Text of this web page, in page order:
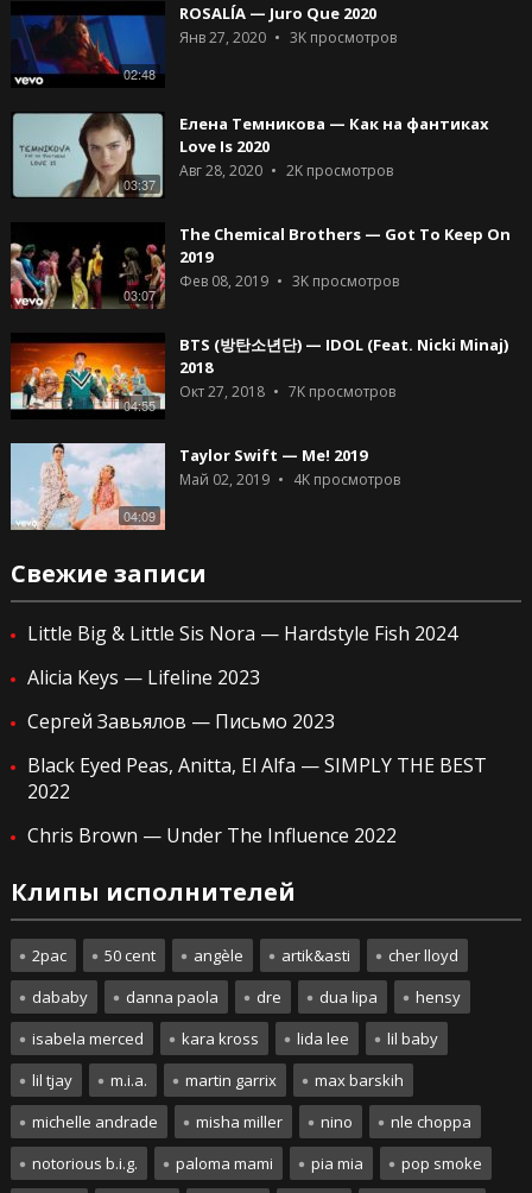
02:48
ROSALÍA — Juro Que 2020
Янв 27, 2020 3Kпросмотров
03:37
Елена Темникова — Как на фантиках
Love Is 2020
Авг 28, 2020 2Kпросмотров
03:07
The Chemical Brothers — Got To Keep On
2019
Фев 08, 2019 3Kпросмотров
04:55
BTS (방탄소년단) — IDOL (Feat. Nicki Minaj)
2018
Окт 27, 2018 7Kпросмотров
04:09
Taylor Swift — Me! 2019
Май 02, 2019 4Kпросмотров
Свежие записи
Little Big & Little Sis Nora — Hardstyle Fish 2024
Alicia Keys — Lifeline 2023
Сергей Завьялов — Письмо 2023
Black Eyed Peas, Anitta, El Alfa — SIMPLY THE BEST
2022
Chris Brown — Under The Influence 2022
Клипы исполнителей
2pac 50 cent angèle artik&asti
cher lloyd
dababy
danna paola dre dua lipa
hensy
isabela merced
kara kross lida lee
lil baby
lil tjay
m.i.a. martin garrix
max barskih
michelle andrade
misha miller nino
nle choppa
notorious b.i.g.
paloma mami pia mia pop smoke